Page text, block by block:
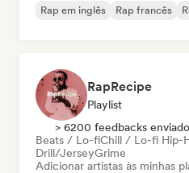
Rap em inglês
Rap francês
RapRecipe
Playlist
> 6200 feedbacks
Beats / Lo-fiChill / Lo-fi Hip-
Drill/JerseyGrime
Adicionar artistas às minhas